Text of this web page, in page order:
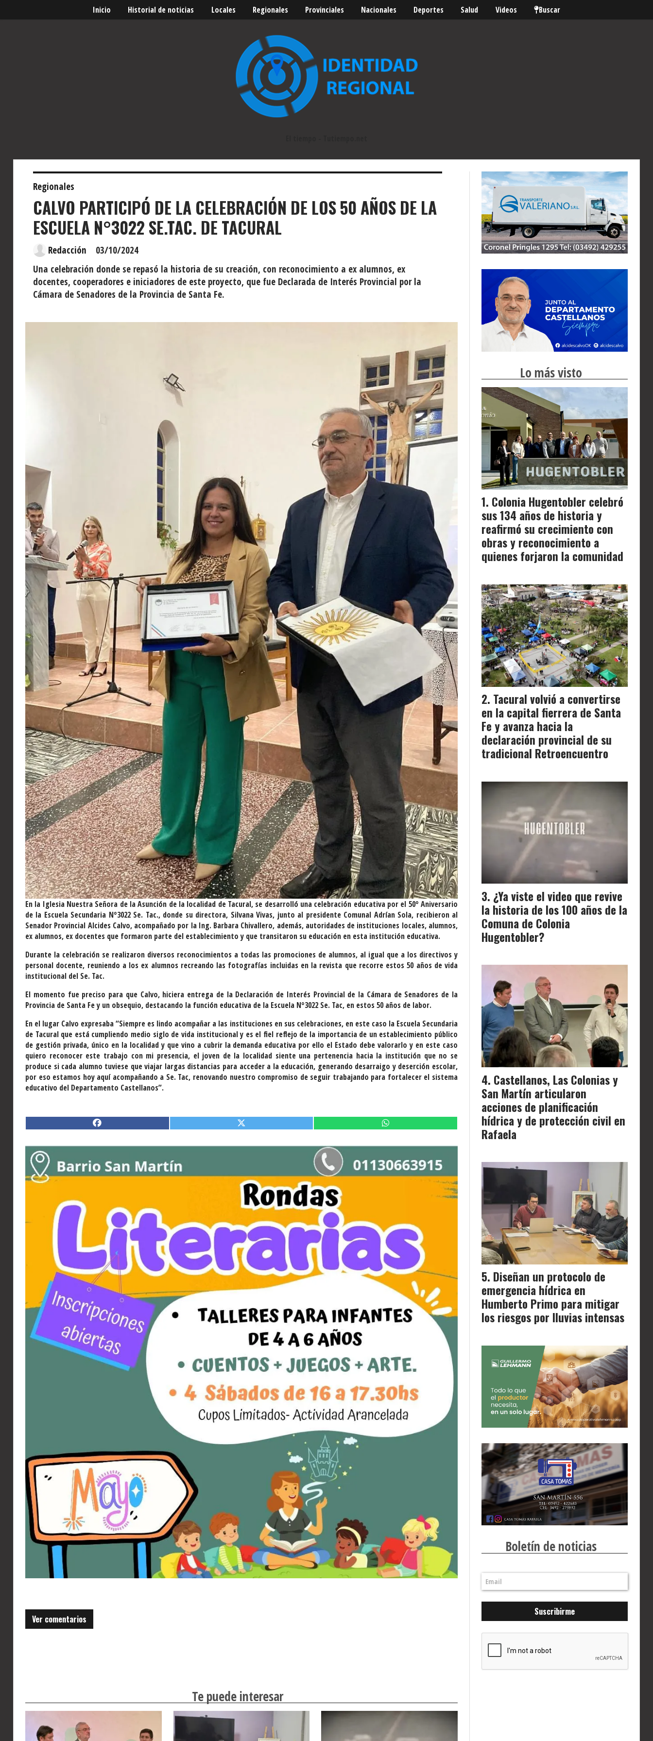
Inicio Historial de noticias Locales Regionales Provinciales Nacionales Deportes Salud Videos Buscar
CALVO PARTICIPÓ DE LA CELEBRACIÓN DE LOS 50 AÑOS DE LA
ESCUELA N°3022 SE.TAC. DE TACURAL
Una celebración donde se repasó la historia de su creación, con reconocimiento a ex alumnos, ex
docentes, cooperadores e iniciadores de este proyecto, que fue Declarada de Interés Provincial por la
Cámara de Senadores de la Provincia de Santa Fe.
Regionales
03/10/2024
Redacción
En la Iglesia Nuestra Señora de la Asunción de la localidad de Tacural, se desarrolló una celebración educativa por el 50° Aniversario
de la Escuela Secundaria N°3022 Se. Tac., donde su directora, Silvana Vivas, junto al presidente Comunal Adrían Sola, recibieron al
Senador Provincial Alcides Calvo, acompañado por la Ing. Barbara Chivallero, además, autoridades de instituciones locales, alumnos,
ex alumnos, ex docentes que formaron parte del establecimiento y que transitaron su educación en esta institución educativa.
Durante la celebración se realizaron diversos reconocimientos a todas las promociones de alumnos, al igual que a los directivos y
personal docente, reuniendo a los ex alumnos recreando las fotografías incluidas en la revista que recorre estos 50 años de vida
institucional del Se. Tac.
El momento fue preciso para que Calvo, hiciera entrega de la Declaración de Interés Provincial de la Cámara de Senadores de la
Provincia de Santa Fe y un obsequio, destacando la función educativa de la Escuela N°3022 Se. Tac, en estos 50 años de labor.
En el lugar Calvo expresaba “Siempre es lindo acompañar a las instituciones en sus celebraciones, en este caso la Escuela Secundaria
de Tacural que está cumpliendo medio siglo de vida institucional y es el fiel reflejo de la importancia de un establecimiento público
de gestión privada, único en la localidad y que vino a cubrir la demanda educativa por ello el Estado debe valorarlo y en este caso
quiero reconocer este trabajo con mi presencia, el joven de la localidad siente una pertenencia hacia la institución que no se
produce si cada alumno tuviese que viajar largas distancias para acceder a la educación, generando desarraigo y deserción escolar,
por eso estamos hoy aquí acompañando a Se. Tac, renovando nuestro compromiso de seguir trabajando para fortalecer el sistema
educativo del Departamento Castellanos”.
Ver comentarios
Te puede interesar
Lo más visto
Colonia Hugentobler celebró
sus 134 años de historia y
reafirmó su crecimiento con
obras y reconocimiento a
quienes forjaron la comunidad
Tacural volvió a convertirse
en la capital fierrera de Santa
Fe y avanza hacia la
declaración provincial de su
tradicional Retroencuentro
¿Ya viste el video que revive
la historia de los 100 años de la
Comuna de Colonia
Hugentobler?
Castellanos, Las Colonias y
San Martín articularon
acciones de planificación
hídrica y de protección civil en
Rafaela
Diseñan un protocolo de
emergencia hídrica en
Humberto Primo para mitigar
los riesgos por lluvias intensas
Boletín de noticias
Suscribirme